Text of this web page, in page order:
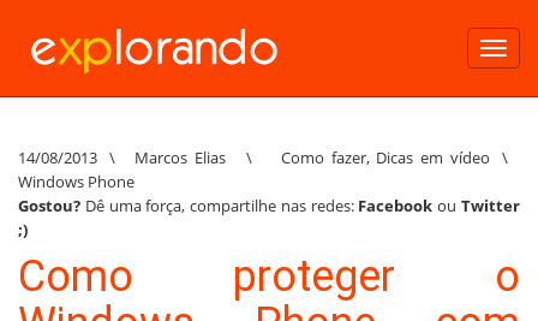
14/08/2013 \ Marcos Elias\ Como fazer, Dicas em vídeo
\
Windows Phone
Gostou? Dê uma força, compartilhe nas redes: Facebook ouTwitter
;)
Como proteger o